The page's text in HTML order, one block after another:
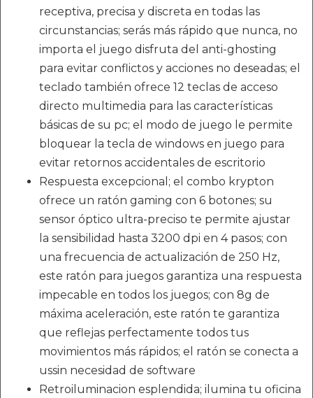
receptiva, precisa y discreta en todas las
circunstancias; serás más rápido que nunca, no
importa el juego disfruta del anti-ghosting
para evitar conflictos y acciones no deseadas; el
teclado también ofrece 12 teclas de acceso
directo multimedia para las características
básicas de su pc; el modo de juego le permite
bloquear la tecla de windows en juego para
evitar retornos accidentales de escritorio
Respuesta excepcional; el combo krypton
ofrece un ratón gaming con 6 botones; su
sensor óptico ultra-preciso te permite ajustar
la sensibilidad hasta 3200 dpi en 4 pasos; con
una frecuencia de actualización de 250 Hz,
este ratón para juegos garantiza una respuesta
impecable en todos los juegos; con 8g de
máxima aceleración, este ratón te garantiza
que reflejas perfectamente todos tus
movimientos más rápidos; el ratón se conecta a
ussin necesidad de software
Retroiluminacion esplendida; ilumina tu oficina